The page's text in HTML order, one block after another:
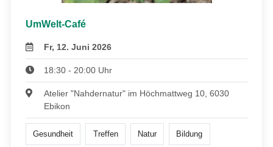
UmWelt-Café
Fr, 12. Juni 2026
18:30 - 20:00 Uhr
Atelier "Nahdernatur" im Höchmattweg 10, 6030
Ebikon
Gesundheit Treffen Natur Bildung